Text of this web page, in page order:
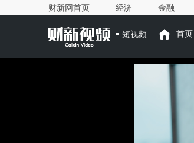
财新网首页 经济 金融
短视频 首页